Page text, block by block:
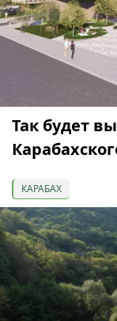
Так будет
КАРАБАХ